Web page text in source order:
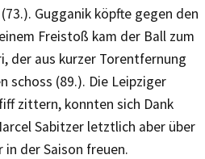
Gugganik köpfte gegen den
Freistoß kam der Ball zum
der aus kurzer Torentfernung
schoss (89.). Die Leipziger
zittern, konnten sich Dank
Sabitzer letztlich aber über
der Saison freuen.